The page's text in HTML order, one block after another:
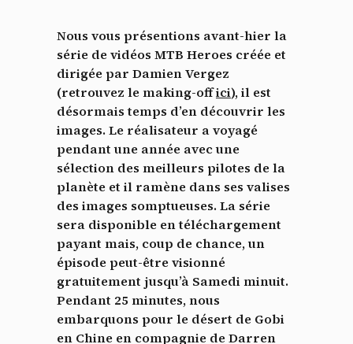
Nous vous présentions avant-hier la
série de vidéos MTB Heroes créée et
dirigée par Damien Vergez
(retrouvez le making-offici), il est
désormais temps d’en découvrir les
images. Le réalisateur a voyagé
pendant une année avec une
sélection des meilleurs pilotes de la
planète et il ramène dans ses valises
des images somptueuses. La série
sera disponible en téléchargement
payant mais, coup de chance, un
épisode peut-être visionné
gratuitement jusqu’à Samedi minuit.
Pendant 25 minutes, nous
embarquons pour le désert de Gobi
en Chine en compagnie de Darren